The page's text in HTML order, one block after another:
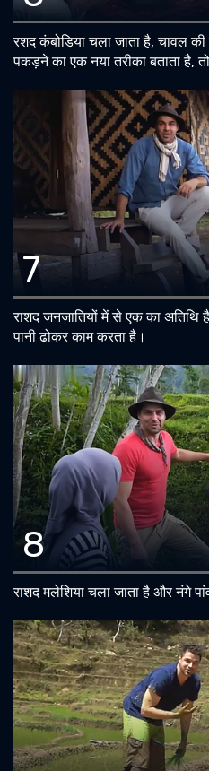
रशद कंबोडिया चला जाता है, चावल
पकड़ने का एक नया तरीका बताता है,
7
राशद जनजातियों में से एक का अतिथि
पानी ढोकर काम करता है।
8
राशद मलेशिया चला जाता है और नंगे